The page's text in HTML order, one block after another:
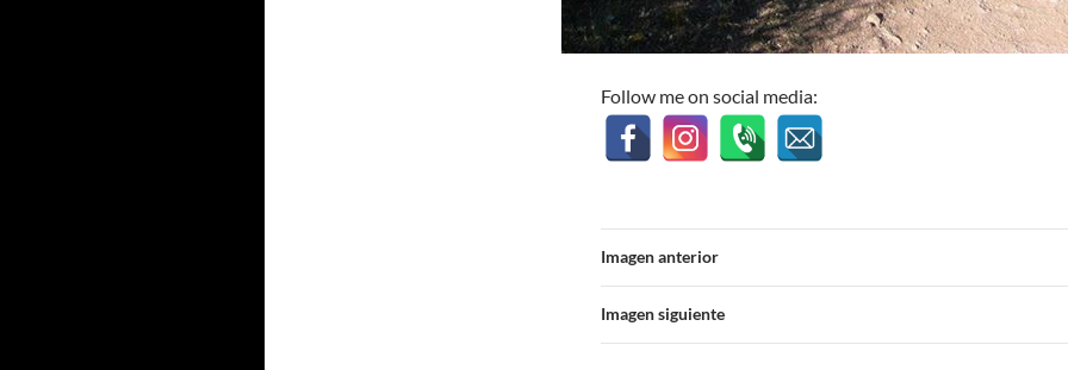
Follow me on social media:
Imagen anterior
Imagen siguiente